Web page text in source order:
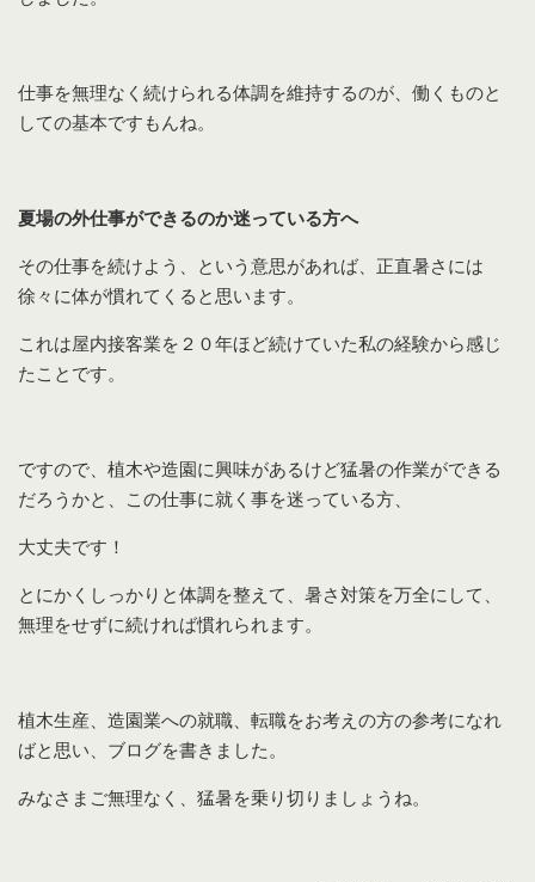
仕事を無理なく続けられる体調を維持するのが、働くものと
しての基本ですもんね。
夏場の外仕事ができるのか迷っている方へ
その仕事を続けよう、という意思があれば、正直暑さには
徐々に体が慣れてくると思います。
これは屋内接客業を２０年ほど続けていた私の経験から感じ
たことです。
ですので、植木や造園に興味があるけど猛暑の作業ができる
だろうかと、この仕事に就く事を迷っている方、
大丈夫です！
とにかくしっかりと体調を整えて、暑さ対策を万全にして、
無理をせずに続ければ慣れられます。
植木生産、造園業への就職、転職をお考えの方の参考になれ
ばと思い、ブログを書きました。
みなさまご無理なく、猛暑を乗り切りましょうね。